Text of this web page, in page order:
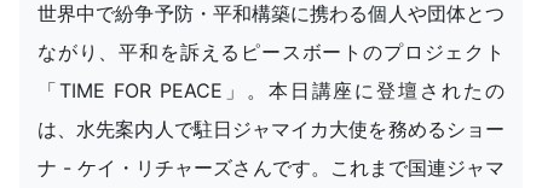
世界中で紛争予防・平和構築に携わる個人や団体とつ
ながり、平和を訴えるピースボートのプロジェクト
「TIME FOR PEACE」。本日講座に登壇されたの
は、水先案内人で駐日ジャマイカ大使を務めるショー
ナ - ケイ・リチャーズさんです。これまで国連ジャマ